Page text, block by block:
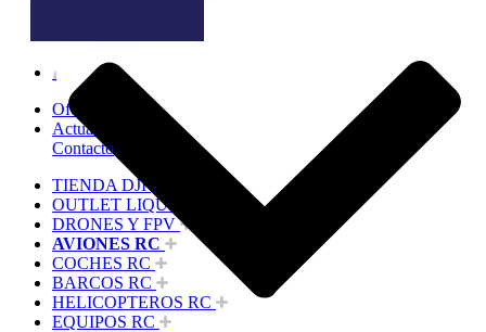
Ofertas
Actualidad
Contacto
TIENDA DJI
OUTLET LIQUIDACION
DRONES Y FPV
AVIONES RC
COCHES RC
BARCOS RC
HELICOPTEROS RC
EQUIPOS RC